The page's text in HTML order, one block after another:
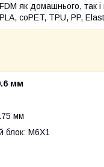
як домашнього, так
coPET, TPU, PP,
мм
мм
блок: М6X1